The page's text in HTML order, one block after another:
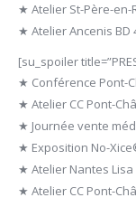
★ Atelier St-Père-en-
★ Atelier Ancenis BD
[su_spoiler
★ Conférence Pont-
★ Atelier CC Pont-
★ Journée vente
★ Exposition No-
★ Atelier Nantes Lisa
★ Atelier CC Pont-